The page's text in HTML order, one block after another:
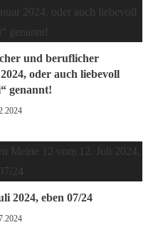
und beruflicher
oder auch liebevoll
genannt!
2024, eben 07/24